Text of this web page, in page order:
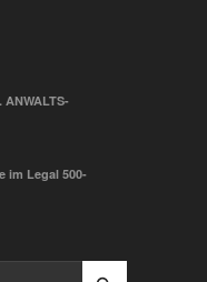
im Legal 500-